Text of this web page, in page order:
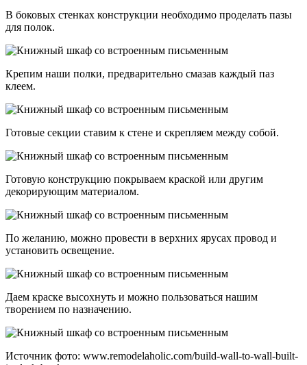
В боковых стенках конструкции необходимо проделать пазы
для полок.
Крепим наши полки, предварительно смазав каждый паз
клеем.
Готовые секции ставим к стене и скрепляем между собой.
Готовую конструкцию покрываем краской или другим
декорирующим материалом.
По желанию, можно провести в верхних ярусах провод и
установить освещение.
Даем краске высохнуть и можно пользоваться нашим
творением по назначению.
Источник фото: www.remodelaholic.com/build-wall-to-wall-built-